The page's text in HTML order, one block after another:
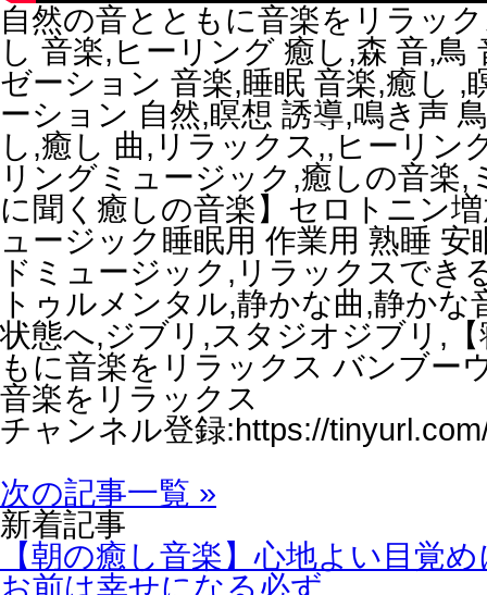
自然の音とともに音楽をリラッ
し 音楽,ヒーリング 癒し,森 音,
ゼーション 音楽,睡眠 音楽,癒し
ーション 自然,瞑想 誘導,鳴き声
し,癒し 曲,リラックス,,ヒーリン
リングミュージック,癒しの音楽
に聞く癒しの音楽】セロトニン
ュージック睡眠用 作業用 熟睡
ドミュージック,リラックスでき
トゥルメンタル,静かな曲,静か
状態へ,ジブリ,スタジオジブリ,
もに音楽をリラックス バンブー
音楽をリラックス
チャンネル登録:https://
次の記事一覧 »
新着記事
【朝の癒し音楽】心地よい目覚
お前は幸せになる必